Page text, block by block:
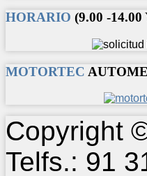
HORARIO (9.00 -14.00
MOTORTEC
Copyright
Telfs.: 91